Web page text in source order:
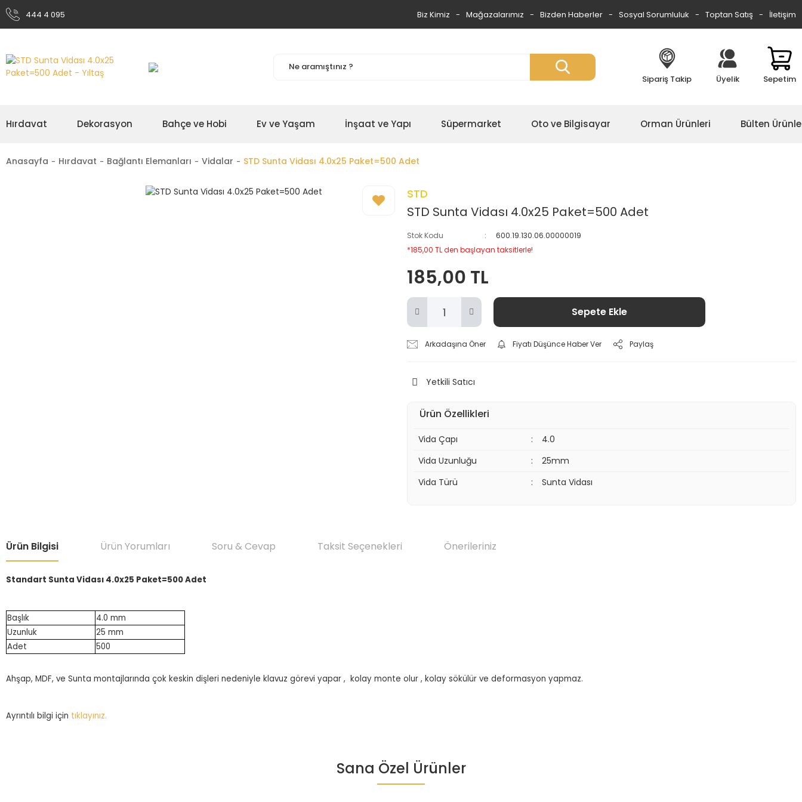
444 4 095 Biz Kimiz Mağazalarımız Bizden Haberler Sosyal Sorumluluk Toptan Satış İletişim
Sipariş Takip Üyelik Sepetim
Hırdavat Dekorasyon Bahçe ve Hobi Ev ve Yaşam İnşaat ve Yapı Süpermarket Oto ve Bilgisayar Orman Ürünleri Bülten
Anasayfa Hırdavat Bağlantı Elemanları Vidalar STD Sunta Vidası 4.0x25 Paket=500 Adet
STD
STD Sunta Vidası 4.0x25 Paket=500 Adet
Stok Kodu
600.19.130.06.00000019
*185,00 TL den başlayan taksitlerle!
185,00 TL
Sepete Ekle
Arkadaşına Öner Fiyatı Düşünce Haber Ver Paylaş
Yetkili Satıcı
Ürün Özellikleri
Vida Çapı :
4.0
Vida Uzunluğu
:
25mm
Vida Türü
: Sunta Vidası
Ürün Bilgisi Ürün Yorumları Soru & Cevap Taksit Seçenekleri Önerileriniz
Standart Sunta Vidası 4.0x25 Paket=500 Adet
Başlık
4.0 mm
Uzunluk
25 mm
Adet
500
Ahşap, MDF, ve Sunta montajlarında çok keskin dişleri nedeniyle klavuz görevi yapar , kolay monte olur , kolay sökülür ve deformasyon yapmaz.
Ayrıntılı bilgi için tıklayınız.
Bu ürüne ilk yorumu siz yapın!
Ürün hakkında henüz soru sorulmamış.
Bu ürünün fiyat bilgisi, resim, ürün açıklamalarında ve diğer konularda yetersiz gördüğünüz noktaları öneri formunu kullanarak tarafımıza iletebilirsiniz.
Sana Özel Ürünler